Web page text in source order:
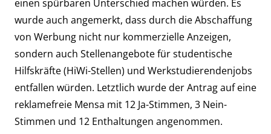
einen spürbaren Unterschied machen würden. Es
wurde auch angemerkt, dass durch die Abschaffung
von Werbung nicht nur kommerzielle Anzeigen,
sondern auch Stellenangebote für studentische
Hilfskräfte (HiWi-Stellen) und Werkstudierendenjobs
entfallen würden. Letztlich wurde der Antrag auf eine
reklamefreie Mensa mit 12 Ja-Stimmen, 3 Nein-
Stimmen und 12 Enthaltungen angenommen.